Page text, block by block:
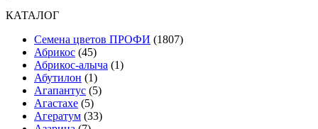
КАТАЛОГ
Cемена цветов ПРОФИ (1807)
Абрикос (45)
Абрикос-алыча (1)
Абутилон (1)
Агапантус (5)
Агастахе (5)
Агератум (33)